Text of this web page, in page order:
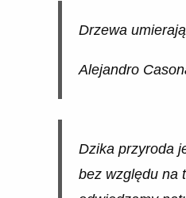
Drzewa
Alejandro
Dzika przyroda
bez względu na